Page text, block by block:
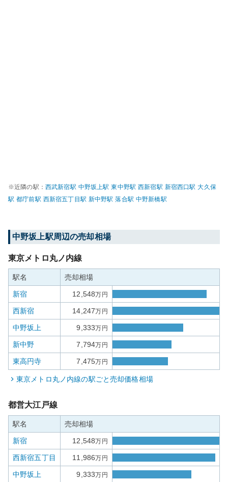
※近隣の駅： 西武新宿駅 中野坂上駅 東中野駅 西新宿駅 新宿西口駅 大久保
駅 都庁前駅 西新宿五丁目駅 新中野駅 落合駅 中野新橋駅
中野坂上駅周辺の売却相場
東京メトロ丸ノ内線
駅名 売却相場
新宿 12,548万円
西新宿 14,247万円
中野坂上 9,333万円
新中野 7,794万円
東高円寺 7,475万円
東京メトロ丸ノ内線の駅ごと売却価格相場
都営大江戸線
駅名 売却相場
新宿 12,548万円
西新宿五丁目 11,986万円
中野坂上 9,333万円